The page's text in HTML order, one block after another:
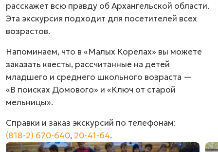
расскажет всю правду об Архангельской области.
Эта экскурсия подходит для посетителей всех
возрастов.
Напоминаем, что в «Малых Корелах» вы можете
заказать квесты, рассчитанные на детей
младшего и среднего школьного возраста —
«В поисках Домового» и «Ключ от старой
мельницы».
Справки и заказ экскурсий по телефонам:
(818-2) 670-640, 20-41-64.